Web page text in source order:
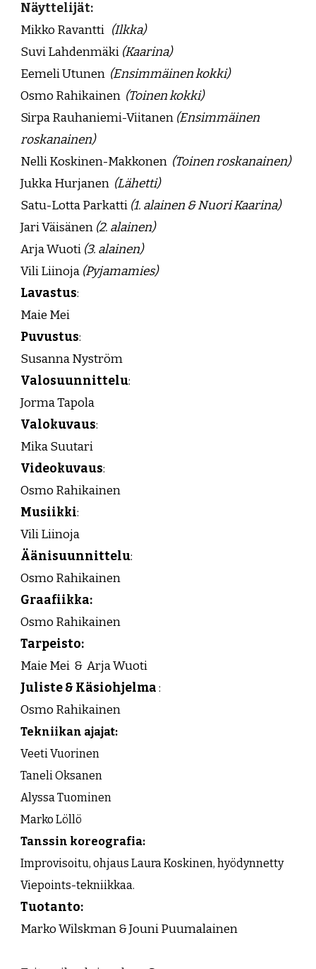
Näyttelijät:
Mikko Ravantti (Ilkka)
Suvi Lahdenmäki (Kaarina)
Eemeli Utunen (Ensimmäinen kokki)
Osmo Rahikainen (Toinen kokki)
Sirpa Rauhaniemi-Viitanen (Ensimmäinen
roskanainen)
Nelli Koskinen-Makkonen (Toinen roskanainen)
Jukka Hurjanen (Lähetti)
Satu-Lotta Parkatti (1. alainen & Nuori Kaarina)
Jari Väisänen (2. alainen)
Arja Wuoti (3. alainen)
Vili Liinoja (Pyjamamies)
Lavastus:
Maie Mei
Puvustus:
Susanna Nyström
Valosuunnittelu:
Jorma Tapola
Valokuvaus:
Mika Suutari
Videokuvaus:
Osmo Rahikainen
Musiikki:
Vili Liinoja
Äänisuunnittelu:
Osmo Rahikainen
Graafiikka:
Osmo Rahikainen
Tarpeisto:
Maie Mei & Arja Wuoti
Juliste & Käsiohjelma:
Osmo Rahikainen
Tekniikan ajajat:
Veeti Vuorinen
Taneli Oksanen
Alyssa Tuominen
Marko Löllö
Tanssin koreografia:
Improvisoitu, ohjaus Laura Koskinen, hyödynnetty
Viepoints-tekniikkaa.
Tuotanto:
Marko Wilskman & Jouni Puumalainen